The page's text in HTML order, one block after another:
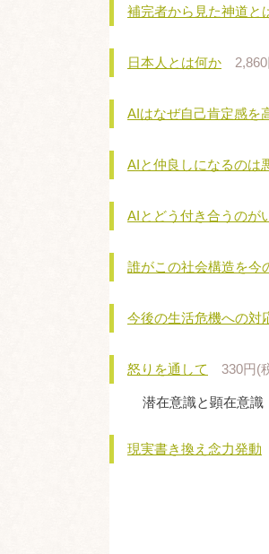
補完者から見た神道と
日本人とは何か
AIはなぜ自己肯定感を
AIと仲良しになるのは
AIとどう付き合うのが
誰がこの社会構造を今
今後の生活危機への対
怒りを通して 330円(
潜在意識と顕在意識
現実書き換え念力発動